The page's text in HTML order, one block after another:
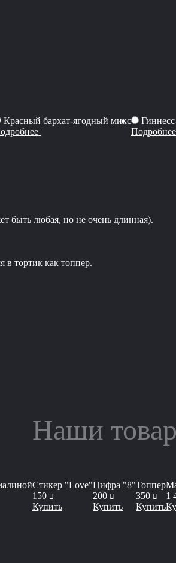
Красный бархат-ягодный микс
Подробнее
быть любая, но не очень длинная).
в тортик как топпер.
Наши
Стикер "Love"
150 руб
Купить
Цифра "8"
200 руб
Купить
Топпер
350 руб
Купить
1